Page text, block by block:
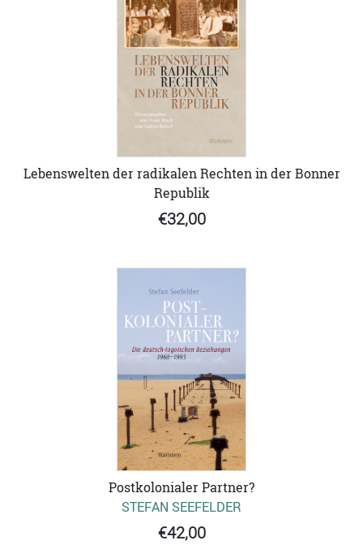
Lebenswelten der radikalen Rechten in der Bonner
Republik
€32,00
Postkolonialer Partner?
STEFAN SEEFELDER
€42,00